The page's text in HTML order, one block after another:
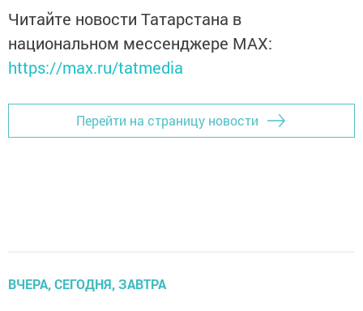
Читайте новости Татарстана в
национальном мессенджере MАХ:
https://max.ru/tatmedia
Перейти на страницу новости
ВЧЕРА, СЕГОДНЯ, ЗАВТРА